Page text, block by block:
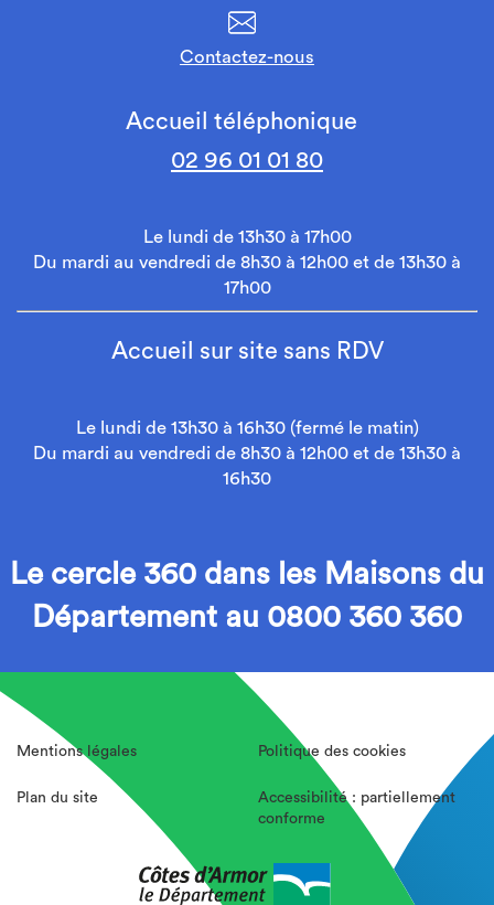
Contactez-nous
Accueil téléphonique
02 96 01 01 80
Le lundi de 13h30 à 17h00
Du mardi au vendredi de 8h30 à 12h00 et de 13h30 à
17h00
Accueil sur site sans RDV
Le lundi de 13h30 à 16h30 (fermé le matin)
Du mardi au vendredi de 8h30 à 12h00 et de 13h30 à
16h30
Le cercle 360 dans les Maisons du
Département au 0800 360 360
Mentions légales
Plan du site
Politique des cookies
Accessibilité : partiellement
conforme